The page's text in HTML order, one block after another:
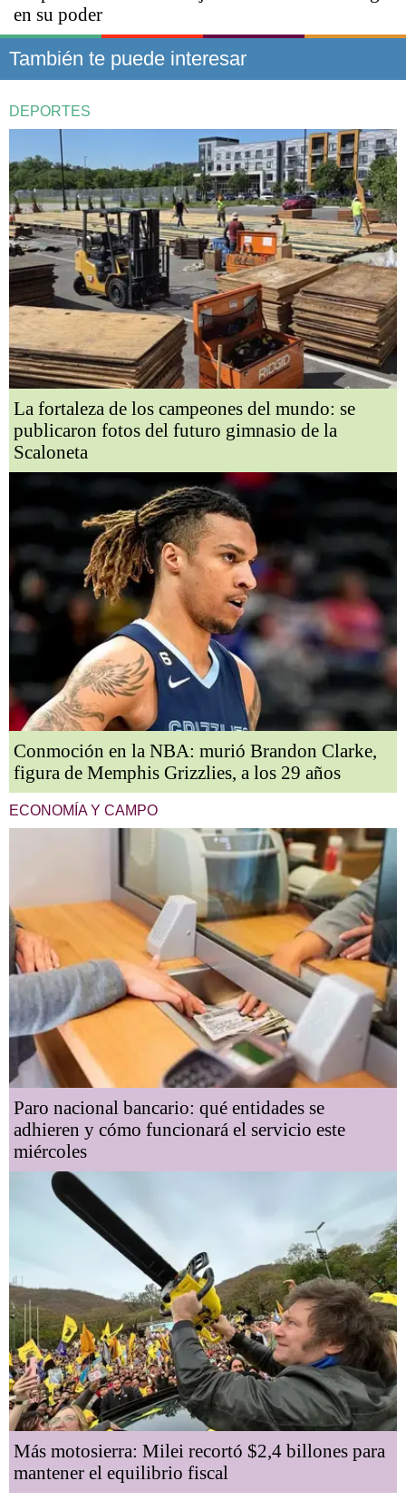
en su poder
También te puede interesar
DEPORTES
La fortaleza de los campeones del mundo: se
publicaron fotos del futuro gimnasio de la
Scaloneta
Conmoción en la NBA: murió Brandon Clarke,
figura de Memphis Grizzlies, a los 29 años
ECONOMÍA Y CAMPO
Paro nacional bancario: qué entidades se
adhieren y cómo funcionará el servicio este
miércoles
Más motosierra: Milei recortó $2,4 billones para
mantener el equilibrio fiscal